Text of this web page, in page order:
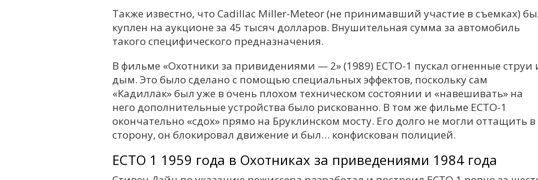
Также известно, что Cadillac Miller-Meteor (не принимавший участие в съемках)
куплен на аукционе за 45 тысяч долларов. Внушительная сумма за автомобиль
такого специфического предназначения.
В фильме «Охотники за привидениями — 2» (1989) ECTO-1 пускал огненные струи
дым. Это было сделано с помощью специальных эффектов, поскольку сам
«Кадиллак» был уже в очень плохом техническом состоянии и «навешивать» на
него дополнительные устройства было рискованно. В том же фильме ECTO-1
окончательно «сдох» прямо на Бруклинском мосту. Его долго не могли оттащить в
сторону, он блокировал движение и был… конфискован полицией.
ECTO 1 1959 года в Охотниках за приведениями 1984 года